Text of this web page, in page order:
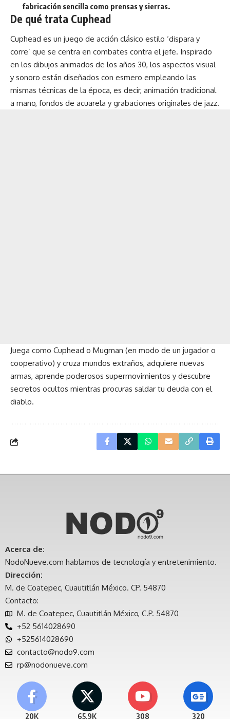
fabricación sencilla como prensas y sierras.
De qué trata Cuphead
Cuphead es un juego de acción clásico estilo ‘dispara y
corre’ que se centra en combates contra el jefe. Inspirado
en los dibujos animados de los años 30, los aspectos visual
y sonoro están diseñados con esmero empleando las
mismas técnicas de la época, es decir, animación tradicional
a mano, fondos de acuarela y grabaciones originales de jazz.
Juega como Cuphead o Mugman (en modo de un jugador o
cooperativo) y cruza mundos extraños, adquiere nuevas
armas, aprende poderosos supermovimientos y descubre
secretos ocultos mientras procuras saldar tu deuda con el
diablo.
Acerca de:
NodoNueve.com hablamos de tecnología y entretenimiento.
Dirección:
M. de Coatepec, Cuautitlán México. CP. 54870
Contacto:
M. de Coatepec, Cuautitlán México, C.P. 54870
+52 5614028690
+525614028690
contacto@nodo9.com
rp@nodonueve.com
20K 65.9K 308 320